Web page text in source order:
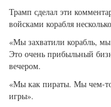
Трамп сделал эти
войсками корабля
«Мы захватили корабль,
Это очень прибыльный
вечером.
«Мы как пираты. Мы чем-
игры».